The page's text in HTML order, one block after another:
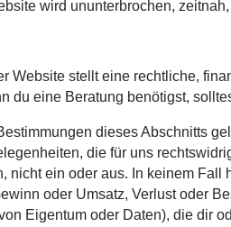
wird ununterbrochen,
Website stellt eine rechtliche,
du eine Beratung benötigst,
dieses Abschnitts
die für uns
nicht ein oder aus. In keinem
oder Umsatz, Verlust oder
Eigentum oder Daten), die dir